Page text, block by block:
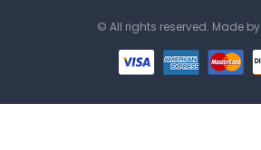
© All rights reserved. Made by